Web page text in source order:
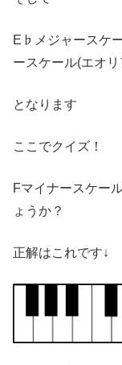
E♭メジャースケ
ースケール(エオ
となります
ここでクイズ！
Fマイナースケー
ょうか？
正解はこれです↓